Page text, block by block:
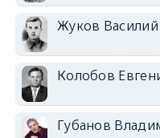
Жуков
Колобов
Губанов